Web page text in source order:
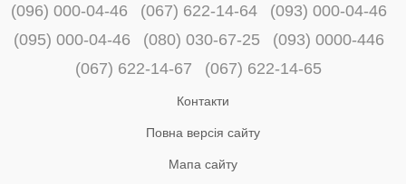
(096) 000-04-46 (067) 622-14-64
(093) 000-04-46
(095) 000-04-46
(080) 030-67-25
(093) 0000-446
(067) 622-14-67
(067) 622-14-65
Контакти
Повна версія сайту
Мапа сайту